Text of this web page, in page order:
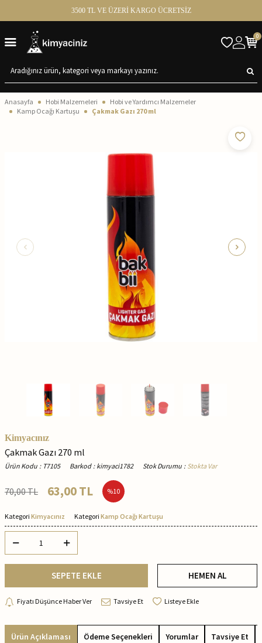
3500 TL VE ÜZERİ KARGO ÜCRETSİZ
0
Anasayfa Hobi Malzemeleri
Hobi ve Yardımcı Malzemeler
Kamp Ocağı Kartuşu
Çakmak Gazı 270 ml
Kimyacınız
Çakmak Gazı 270 ml
Ürün Kodu : T7105 Barkod : kimyaci1782 Stok Durumu : Stokta Var
70,00TL 63,00TL %10
Kategori Kimyacınız Kategori Kamp Ocağı Kartuşu
SEPETE EKLE HEMEN AL
Fiyatı Düşünce Haber Ver Tavsiye Et Listeye Ekle
Ürün Açıklaması Ödeme Seçenekleri Yorumlar Tavsiye Et